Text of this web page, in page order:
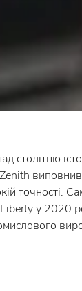
столітню
точності.
у 2020